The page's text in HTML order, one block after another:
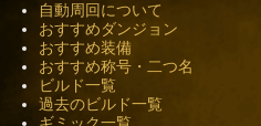
自動周回について
おすすめダンジョン
おすすめ装備
おすすめ称号・二つ名
ビルド一覧
過去のビルド一覧
ギミック一覧